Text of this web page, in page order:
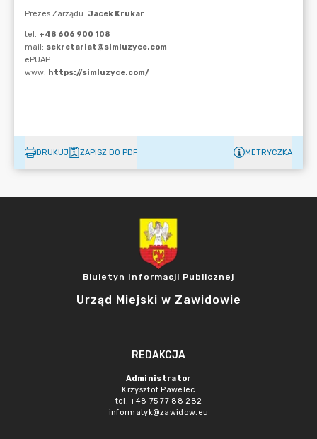
DRUKUJ ZAPISZ DO PDF METRYCZKA
Biuletyn Informacji Publicznej
Urząd Miejski w Zawidowie
REDAKCJA
Administrator
Krzysztof Pawelec
tel. +48 75 77 88 282
informatyk@zawidow.eu